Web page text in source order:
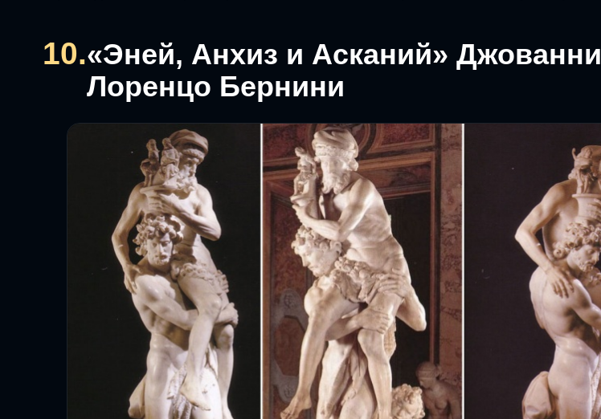
10.«Эней, Анхиз и Асканий» Джованни
Лоренцо Бернини